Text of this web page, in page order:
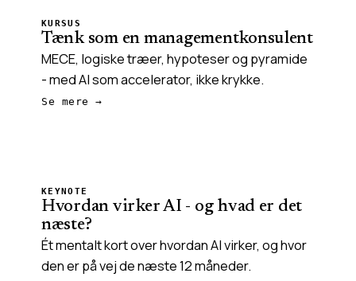
KURSUS
Tænk som en managementkonsulent
MECE, logiske træer, hypoteser og pyramide
- med AI som accelerator, ikke krykke.
Se mere →
KEYNOTE
Hvordan virker AI - og hvad er det
næste?
Ét mentalt kort over hvordan AI virker, og hvor
den er på vej de næste 12 måneder.